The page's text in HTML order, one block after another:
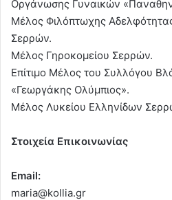
Οργάνωσης Γυναικών
Μέλος Φιλόπτωχης
Σερρών.
Μέλος Γηροκομείου Σερρών.
Επίτιμο Μέλος του Συλλόγου
«Γεωργάκης Ολύμπιος».
Μέλος Λυκείου Ελληνίδων
Στοιχεία Επικοινωνίας
Email:
maria@kollia.gr